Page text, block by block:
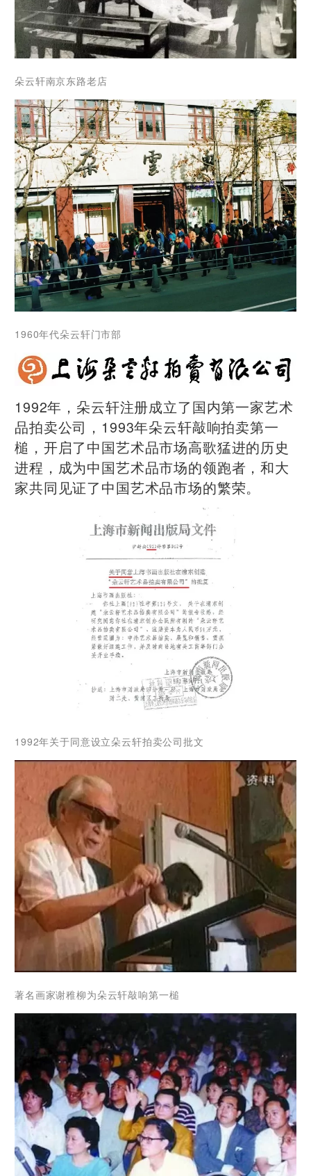
朵云轩南京东路老店
1960年代朵云轩门市部
1992年，朵云轩注册成立了国内第一家艺术
品拍卖公司，1993年朵云轩敲响拍卖第一
槌，开启了中国艺术品市场高歌猛进的历史
进程，成为中国艺术品市场的领跑者，和大
家共同见证了中国艺术品市场的繁荣。
1992年关于同意设立朵云轩拍卖公司批文
著名画家谢稚柳为朵云轩敲响第一槌